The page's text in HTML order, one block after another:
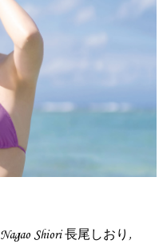
Nagao Shiori 長尾しおり ,